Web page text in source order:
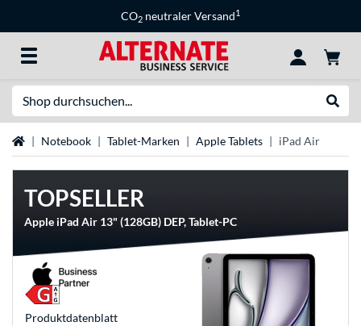
CO2 neutraler Versand1
StartseiteNotebook Tablet-Marken Apple Tablets iPad Air
TOPSELLER
Apple iPad Air 13" (128GB) DEP, Tablet-PC
Produkt­datenblatt